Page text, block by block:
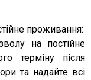
проживання:
на постійне
терміну після
та надайте всі